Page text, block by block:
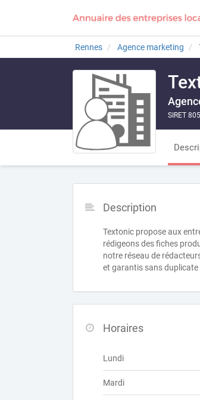
Rennes Agence marketing
SIRET
Description
Textonic propose aux
rédigeons des fiches
notre réseau de
et garantis sans duplicate
Horaires
Lundi
Mardi